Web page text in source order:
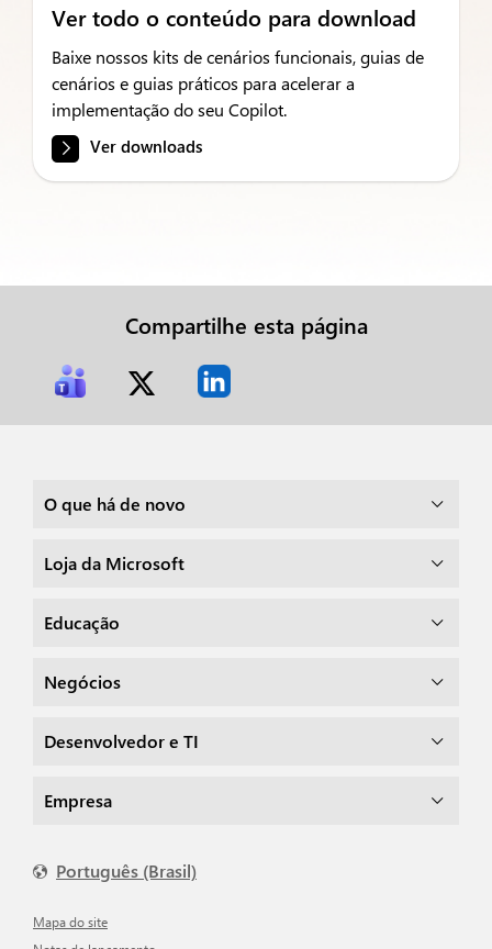
Ver todo o conteúdo para download
Baixe nossos kits de cenários funcionais, guias de
cenários e guias práticos para acelerar a
implementação do seu Copilot.
Ver downloads
Compartilhe esta página
O que há de novo
Loja da Microsoft
Educação
Negócios
Desenvolvedor e TI
Empresa
Português (Brasil)
Mapa do site